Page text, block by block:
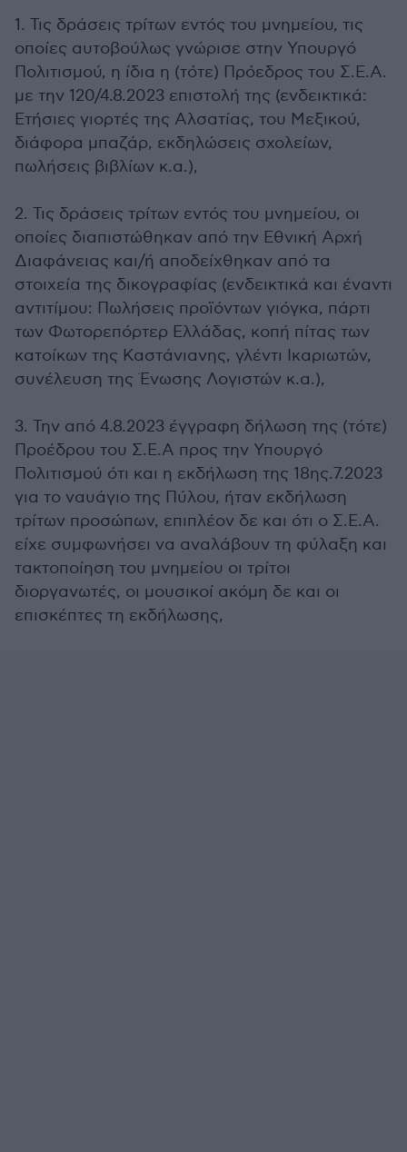
1. Τις δράσεις τρίτων εντός του μνημείου, τις
οποίες αυτοβούλως γνώρισε στην Υπουργό
Πολιτισμού, η ίδια η (τότε) Πρόεδρος του Σ.Ε.Α.
με την 120/4.8.2023 επιστολή της (ενδεικτικά:
Ετήσιες γιορτές της Αλσατίας, του Μεξικού,
διάφορα μπαζάρ, εκδηλώσεις σχολείων,
πωλήσεις βιβλίων κ.α.),
2. Τις δράσεις τρίτων εντός του μνημείου, οι
οποίες διαπιστώθηκαν από την Εθνική Αρχή
Διαφάνειας και/ή αποδείχθηκαν από τα
στοιχεία της δικογραφίας (ενδεικτικά και έναντι
αντιτίμου: Πωλήσεις προϊόντων γιόγκα, πάρτι
των Φωτορεπόρτερ Ελλάδας, κοπή πίτας των
κατοίκων της Καστάνιανης, γλέντι Ικαριωτών,
συνέλευση της Ένωσης Λογιστών κ.α.),
3. Την από 4.8.2023 έγγραφη δήλωση της (τότε)
Προέδρου του Σ.Ε.Α προς την Υπουργό
Πολιτισμού ότι και η εκδήλωση της 18ης.7.2023
για το ναυάγιο της Πύλου, ήταν εκδήλωση
τρίτων προσώπων, επιπλέον δε και ότι ο Σ.Ε.Α.
είχε συμφωνήσει να αναλάβουν τη φύλαξη και
τακτοποίηση του μνημείου οι τρίτοι
διοργανωτές, οι μουσικοί ακόμη δε και οι
επισκέπτες τη εκδήλωσης,